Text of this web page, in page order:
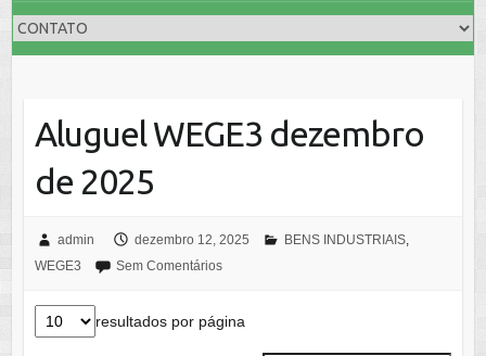
Aluguel WEGE3 dezembro
de 2025
admin dezembro 12, 2025 BENS INDUSTRIAIS,
WEGE3
Sem Comentários
resultados por página